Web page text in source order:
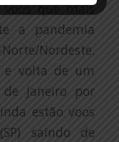
voos que mais
a pandemia
Nordeste.
e volta de um
Janeiro por
estão voos
saindo de